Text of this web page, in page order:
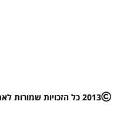
2013 כל הזכויות שמורות לאתר השרון פוסט